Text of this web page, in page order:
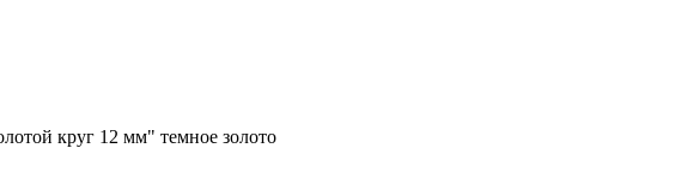
круг 12 мм" темное золото